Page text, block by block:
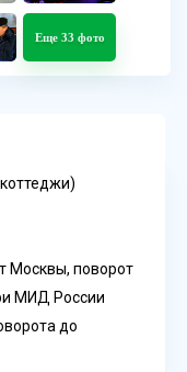
Еще 33 фото
Москвы, поворот
МИД России
до